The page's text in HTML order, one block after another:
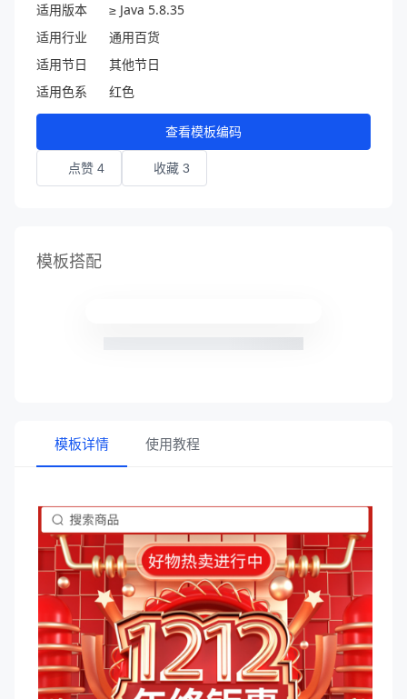
适用版本
≥ Java 5.8.35
适用行业
通用百货
适用节日
其他节日
适用色系
红色
查看模板编码
点赞 4 收藏 3
模板搭配
模板详情 使用教程